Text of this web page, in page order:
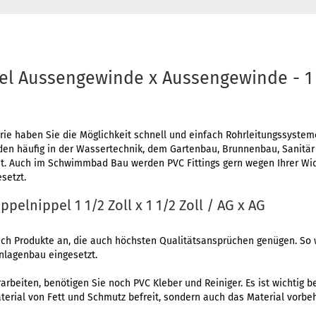
Aussengewinde x Aussengewinde -
haben Sie die Möglichkeit schnell und einfach
häufig in der Wassertechnik, dem Gartenbau, Brunnenbau,
Auch im Schwimmbad Bau werden PVC Fittings gern wegen Ihrer
1 1/2 Zoll x 1 1/2 Zoll / AG x AG
Produkte an, die auch höchsten Qualitätsansprüchen genügen.
eingesetzt.
benötigen Sie noch PVC Kleber und Reiniger. Es ist wichtig
von Fett und Schmutz befreit, sondern auch das Material